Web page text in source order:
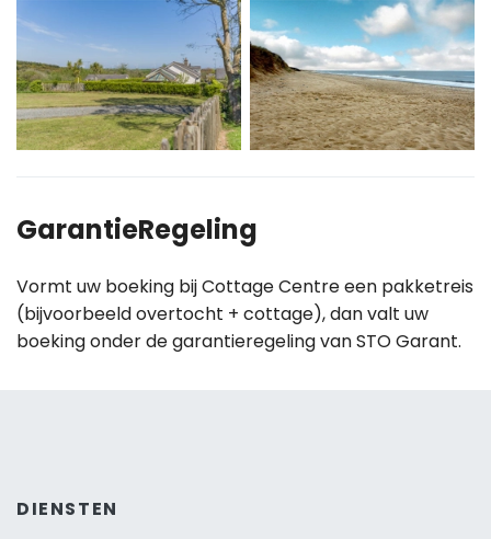
GarantieRegeling
Vormt uw boeking bij Cottage Centre een pakketreis
(bijvoorbeeld overtocht + cottage), dan valt uw
boeking onder de garantieregeling van STO Garant.
DIENSTEN